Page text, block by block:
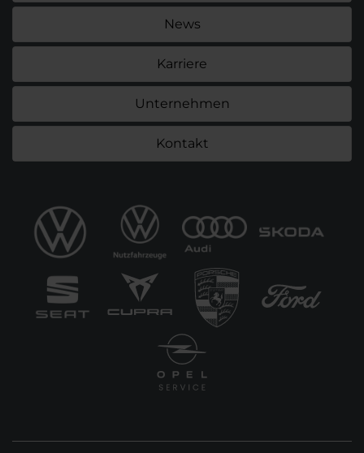
News
Karriere
Unternehmen
Kontakt